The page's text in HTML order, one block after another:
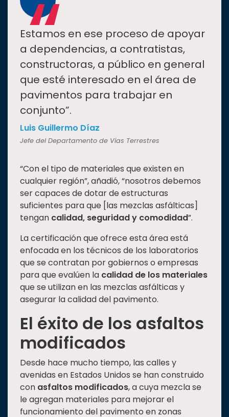
“
Estamos en ese proceso de apoyar
a dependencias, a contratistas,
constructoras, a público en general
que esté interesado en el área de
pavimentos para trabajar en
conjunto”.
Luis Guillermo Díaz
Jefe del Departamento de Vías Terrestres
“Con el tipo de materiales que existen en
cualquier región”, añadió, “nosotros debemos
ser capaces de dotar de estructuras
suficientes para que [las mezclas asfálticas]
tengan calidad, seguridad y comodidad”.
La certificación que ofrece esta área está
enfocada en los técnicos de los laboratorios
que se contratan por gobiernos o empresas
para que evalúen la calidad de los materiales
que se utilizan en las mezclas asfálticas y
asegurar la calidad del pavimento.
El éxito de los asfaltos
modificados
Desde hace mucho tiempo, las calles y
avenidas en Estados Unidos se han construido
con asfaltos modificados, a cuya mezcla se
le agregan materiales para mejorar el
funcionamiento del pavimento en zonas